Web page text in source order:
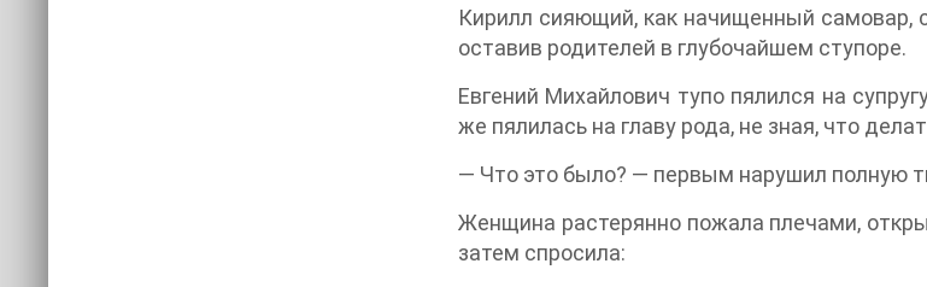
Кирилл сияющий, как начищенный самовар,
оставив родителей в глубочайшем ступоре.
Евгений Михайлович тупо пялился на
же пялилась на главу рода, не зная, что
— Что это было? — первым нарушил полную
Женщина растерянно пожала плечами,
затем спросила: